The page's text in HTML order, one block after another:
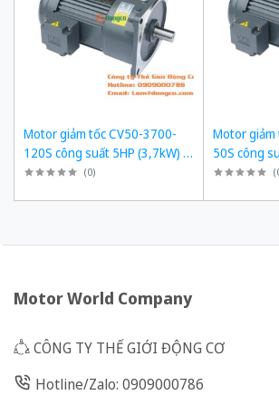
Motor giảm tốc CV50-3700-
120S công suất 5HP (3,7kW) tỉ
số truyền 1/120
(0)
Motor giảm
50S công
số truyền 1/(
Motor World Company
CÔNG TY THẾ GIỚI ĐỘNG CƠ
Hotline/Zalo: 0909000786